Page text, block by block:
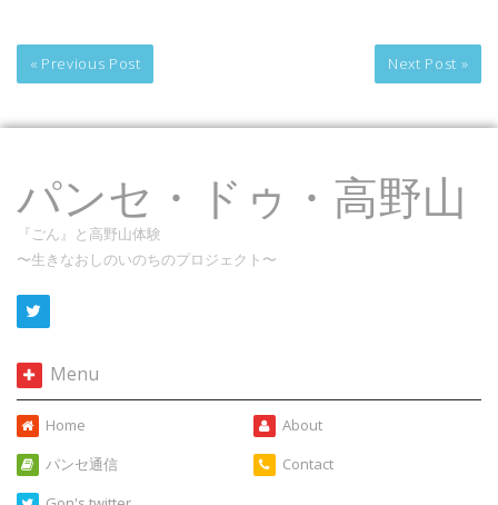
« Previous Post Next Post »
パンセ・ドゥ・高野山
『ごん』と高野山体験
〜生きなおしのいのちのプロジェクト〜
Menu
Home
パンセ通信
About
Contact